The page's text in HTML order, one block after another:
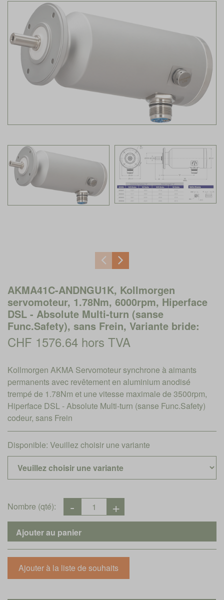
AKMA41C-ANDNGU1K, Kollmorgen
servomoteur, 1.78Nm, 6000rpm, Hiperface
DSL - Absolute Multi-turn (sanse
Func.Safety), sans Frein, Variante bride:
CHF 1576.64 hors TVA
Kollmorgen AKMA Servomoteur synchrone à aimants
permanents avec revêtement en aluminium anodisé
trempé de 1.78Nm et une vitesse maximale de 3500rpm,
Hiperface DSL - Absolute Multi-turn (sanse Func.Safety)
codeur, sans Frein
Disponible: Veuillez choisir une variante
Nombre (qté):